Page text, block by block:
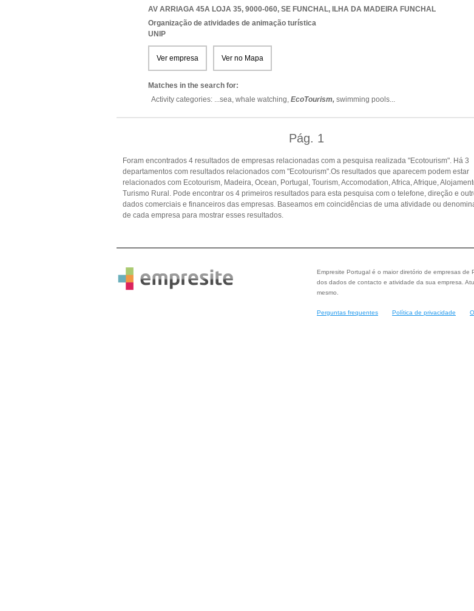
AV ARRIAGA 45A LOJA 35, 9000-060, SE FUNCHAL, ILHA DA MADEIRA FUNCHAL
Organização de atividades de animação turística
UNIP
Ver empresa Ver no Mapa
Matches in the search for:
Activity categories: ...sea, whale watching, EcoTourism, swimming pools...
Pág. 1
Foram encontrados 4 resultados de empresas relacionadas com a pesquisa realizada "Ecotourism". Há 3
departamentos com resultados relacionados com "Ecotourism".Os resultados que aparecem podem estar
relacionados com Ecotourism, Madeira, Ocean, Portugal, Tourism, Accomodation, Africa, Afrique,
Turismo Rural. Pode encontrar os 4 primeiros resultados para esta pesquisa com o telefone, direção e
dados comerciais e financeiros das empresas. Baseamos em coincidências de uma atividade ou
de cada empresa para mostrar esses resultados.
Empresite Portugal é o maior diretório de empresas
dos dados de contacto e atividade da sua empresa.
mesmo.
Perguntas frequentes Política de privacidade